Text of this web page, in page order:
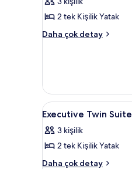
görün
2 tek Kişilik Yatak
Daha çok detay
TWIN
fazla
detay
Executive
Twin
Suite
için
tüm
4
Executive Twin Suite
3 kişilik
2 tek Kişilik Yatak
Daha çok detay
Executive